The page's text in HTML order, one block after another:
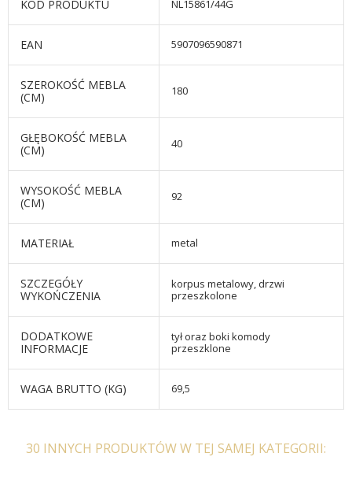
KOD PRODUKTU NL15861/44G
EAN 5907096590871
SZEROKOŚĆ MEBLA
(CM)
180
GŁĘBOKOŚĆ MEBLA
(CM)
40
WYSOKOŚĆ MEBLA
(CM)
92
MATERIAŁ metal
SZCZEGÓŁY
WYKOŃCZENIA
korpus metalowy, drzwi
przeszkolone
DODATKOWE
INFORMACJE
tył oraz boki komody
przeszklone
WAGA BRUTTO (KG) 69,5
30 INNYCH PRODUKTÓW W TEJ SAMEJ KATEGORII: